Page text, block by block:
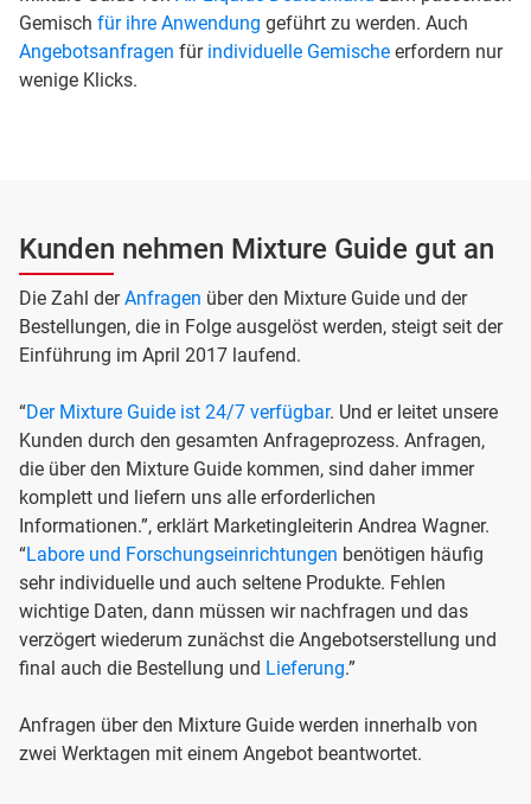
Gemisch für ihre Anwendung geführt zu werden. Auch
Angebotsanfragen für individuelle Gemische erfordern nur
wenige Klicks.
Kunden nehmen Mixture Guide gut an
Die Zahl derAnfragen über den Mixture Guide und der
Bestellungen, die in Folge ausgelöst werden, steigt seit der
Einführung im April 2017 laufend.
“Der Mixture Guide ist 24/7 verfügbar. Und er leitet unsere
Kunden durch den gesamten Anfrageprozess. Anfragen,
die über den Mixture Guide kommen, sind daher immer
komplett und liefern uns alle erforderlichen
Informationen.”, erklärt Marketingleiterin Andrea Wagner.
“Labore und Forschungseinrichtungen benötigen häufig
sehr individuelle und auch seltene Produkte. Fehlen
wichtige Daten, dann müssen wir nachfragen und das
verzögert wiederum zunächst die Angebotserstellung und
final auch die Bestellung und Lieferung.”
Anfragen über den Mixture Guide werden innerhalb von
zwei Werktagen mit einem Angebot beantwortet.